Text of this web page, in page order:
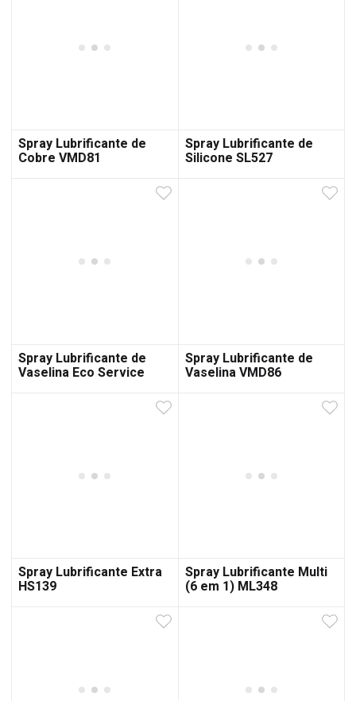
Spray Lubrificante de
Cobre VMD81
Spray Lubrificante de
Silicone SL527
Spray Lubrificante de
Vaselina Eco Service
Spray Lubrificante de
Vaselina VMD86
Spray Lubrificante Extra
HS139
Spray Lubrificante Multi
(6 em 1) ML348